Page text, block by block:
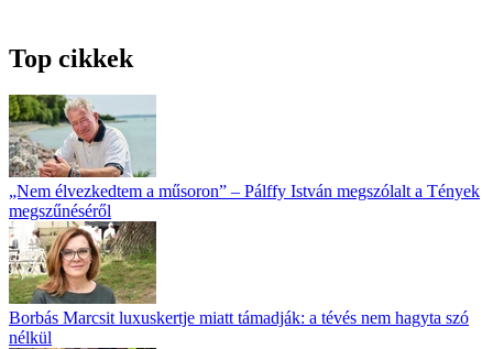
Top cikkek
„Nem élvezkedtem a műsoron” – Pálffy István megszólalt a Tények
megszűnéséről
Borbás Marcsit luxuskertje miatt támadják: a tévés nem hagyta szó
nélkül